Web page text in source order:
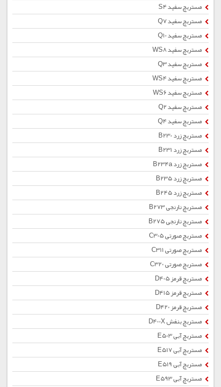
مستربچ سفید S4
مستربچ سفید Q7
مستربچ سفید Q10
مستربچ سفید WS8
مستربچ سفید Q3
مستربچ سفید WS4
مستربچ سفید WS6
مستربچ سفید Q2
مستربچ سفید Q4
مستربچ زرد B230
مستربچ زرد B231
مستربچ زرد B234a
مستربچ زرد B235
مستربچ زرد B245
مستربچ نارنجی B273
مستربچ نارنجی B275
مستربچ صورتی C305
مستربچ صورتی C311
مستربچ صورتی C320
مستربچ قرمز D405
مستربچ قرمز D415
مستربچ قرمز D420
مستربچ بنفش D400X
مستربچ آبی E503
مستربچ آبی E517
مستربچ آبی E519
مستربچ آبی E593